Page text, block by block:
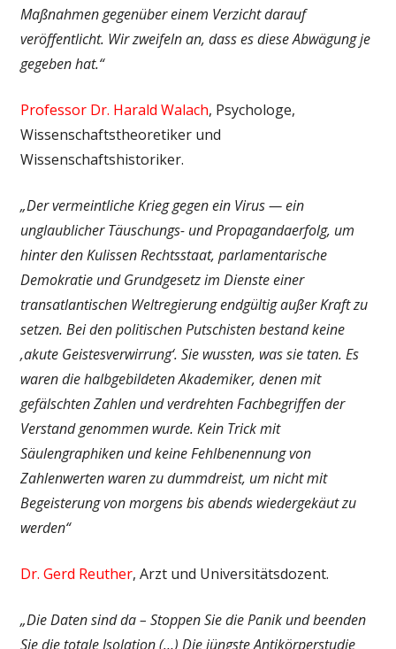
Maßnahmen gegenüber einem Verzicht darauf
veröffentlicht. Wir zweifeln an, dass es diese Abwägung je
gegeben hat.“
Professor Dr. Harald Walach, Psychologe,
Wissenschaftstheoretiker und
Wissenschaftshistoriker.
„Der vermeintliche Krieg gegen ein Virus — ein
unglaublicher Täuschungs- und Propagandaerfolg, um
hinter den Kulissen Rechtsstaat, parlamentarische
Demokratie und Grundgesetz im Dienste einer
transatlantischen Weltregierung endgültig außer Kraft zu
setzen. Bei den politischen Putschisten bestand keine
‚akute Geistesverwirrung‘. Sie wussten, was sie taten. Es
waren die halbgebildeten Akademiker, denen mit
gefälschten Zahlen und verdrehten Fachbegriffen der
Verstand genommen wurde. Kein Trick mit
Säulengraphiken und keine Fehlbenennung von
Zahlenwerten waren zu dummdreist, um nicht mit
Begeisterung von morgens bis abends wiedergekäut zu
werden“
Dr. Gerd Reuther, Arzt und Universitätsdozent.
„Die Daten sind da – Stoppen Sie die Panik und beenden
Sie die totale Isolation (…) Die jüngste Antikörperstudie